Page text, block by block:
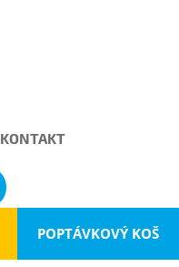
KONTAKT
POPTÁVKOVÝ KOŠ